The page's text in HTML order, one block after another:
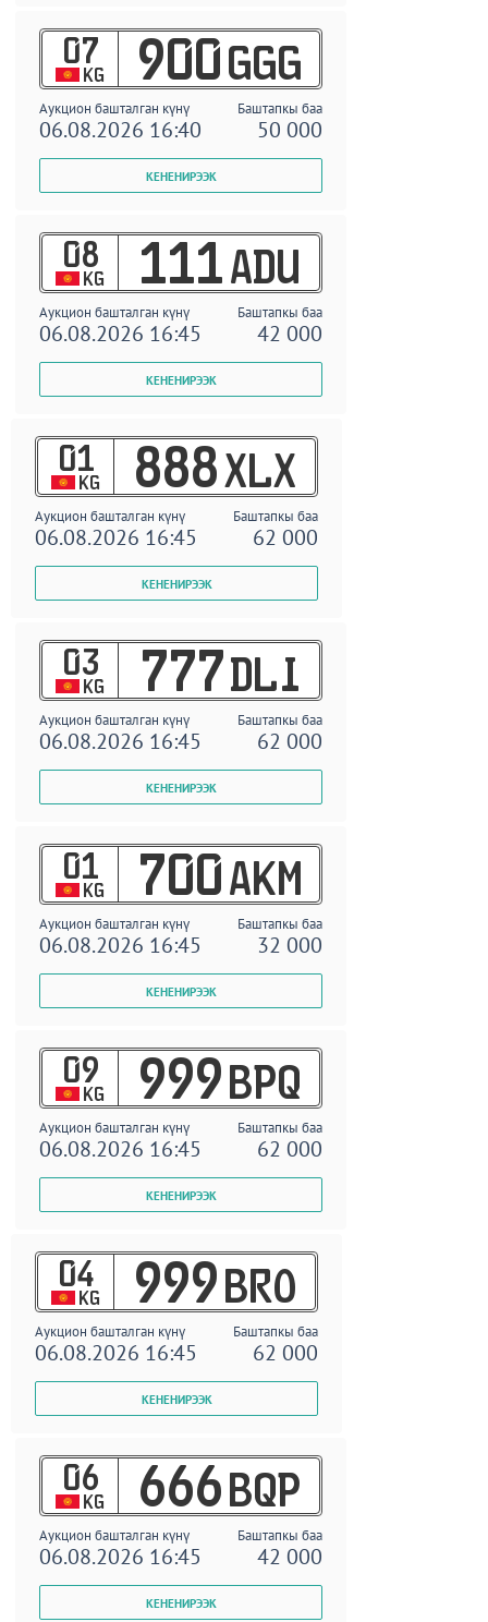
07
KG 900 GGG
Аукцион башталган күнү Баштапкы баа
06.08.2026 16:40 50 000
08
KG 111 ADU
Аукцион башталган күнү Баштапкы баа
06.08.2026 16:45 42 000
01
KG 888 XLX
Аукцион башталган күнү Баштапкы баа
06.08.2026 16:45 62 000
03
KG 777 DLI
Аукцион башталган күнү Баштапкы баа
06.08.2026 16:45 62 000
01
KG 700 AKM
Аукцион башталган күнү Баштапкы баа
06.08.2026 16:45 32 000
09
KG 999 BPQ
Аукцион башталган күнү Баштапкы баа
06.08.2026 16:45 62 000
04
KG 999 BRO
Аукцион башталган күнү Баштапкы баа
06.08.2026 16:45 62 000
06
KG 666 BQP
Аукцион башталган күнү Баштапкы баа
06.08.2026 16:45 42 000